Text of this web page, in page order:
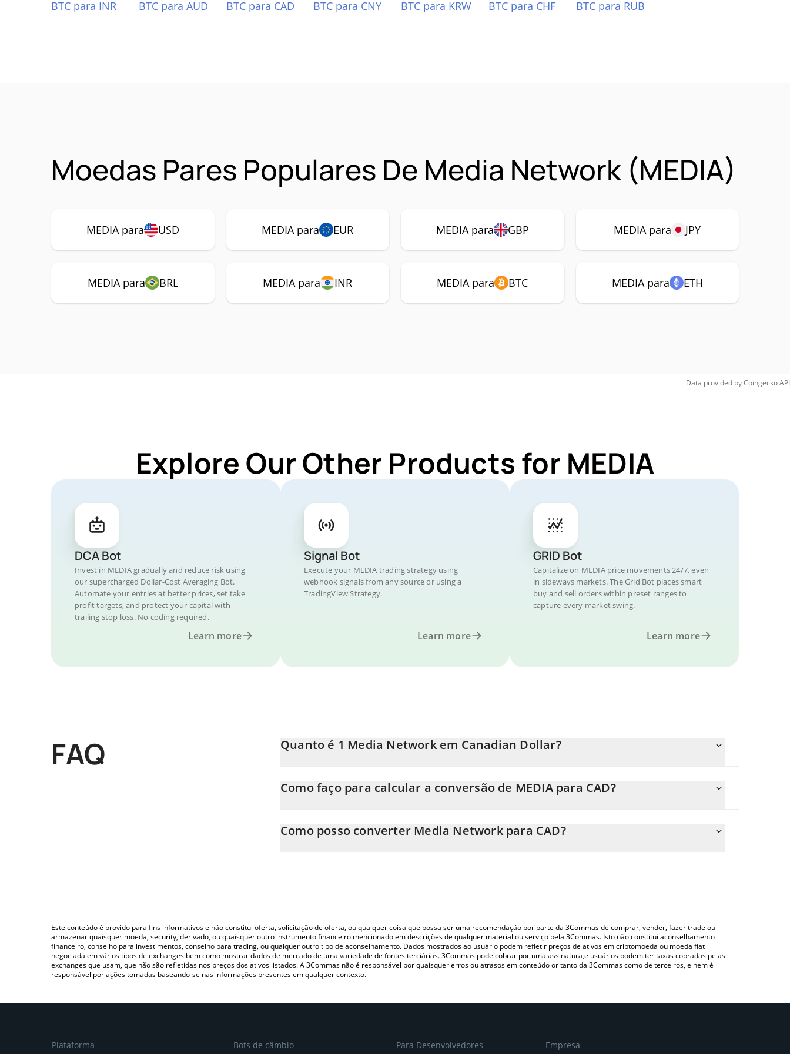
BTC para INR
BTC para AUD BTC para CAD BTC para CNY BTC para KRW BTC para CHF BTC para RUB
Moedas Pares Populares De Media Network (MEDIA)
MEDIA para USD MEDIA para EUR MEDIA para GBP MEDIA para JPY
MEDIA para BRL MEDIA para INR MEDIA para BTC MEDIA para ETH
Data provided byCoingeckoAPI
Explore Our Other Products for MEDIA
DCA Bot
Invest in MEDIA gradually and reduce risk using
our supercharged Dollar-Cost Averaging Bot.
Automate your entries at better prices, set take
profit targets, and protect your capital with
trailing stop loss. No coding required.
Learn more
Signal Bot
Execute your MEDIA trading strategy using
webhook signals from any source or using a
TradingView Strategy.
Learn more
GRID Bot
Capitalize on MEDIA price movements 24/7, even
in sideways markets. The Grid Bot places smart
buy and sell orders within preset ranges to
capture every market swing.
Learn more
FAQ Quanto é 1 Media Network em Canadian Dollar?
Neste momento, 1 Media Network equivale a 0.147175 CAD
Como faço para calcular a conversão de MEDIA para CAD?
simplesmente inserindo a quantidade de Media Network no campo correspondente e converterá automaticamente
o valor em Canadian Dollar (CAD).
Como posso converter Media Network para CAD?
Este conteúdo é provido para fins informativos e não constitui oferta, solicitação de oferta, ou qualquer coisa que possa ser uma recomendação por parte da 3Commas de comprar, vender, fazer trade ou
armazenar quaisquer moeda, security, derivado, ou quaisquer outro instrumento financeiro mencionado em descrições de qualquer material ou serviço pela 3Commas. Isto não constitui aconselhamento
financeiro, conselho para investimentos, conselho para trading, ou qualquer outro tipo de aconselhamento. Dados mostrados ao usuário podem refletir preços de ativos em criptomoeda ou moeda fiat
negociada em vários tipos de exchanges bem como mostrar dados de mercado de uma variedade de fontes terciárias. 3Commas pode cobrar por uma assinatura,e usuários podem ter taxas cobradas pelas
exchanges que usam, que não são refletidas nos preços dos ativos listados. A 3Commas não é responsável por quaisquer erros ou atrasos em conteúdo or tanto da 3Commas como de terceiros, e nem é
responsável por ações tomadas baseando-se nas informações presentes em qualquer contexto.
Plataforma Bots de câmbio Para Desenvolvedores Empresa